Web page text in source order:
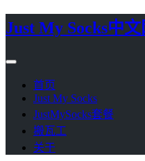
Just My Socks中文
首页
Just My Socks
JustMySocks套餐
搬瓦工
关于